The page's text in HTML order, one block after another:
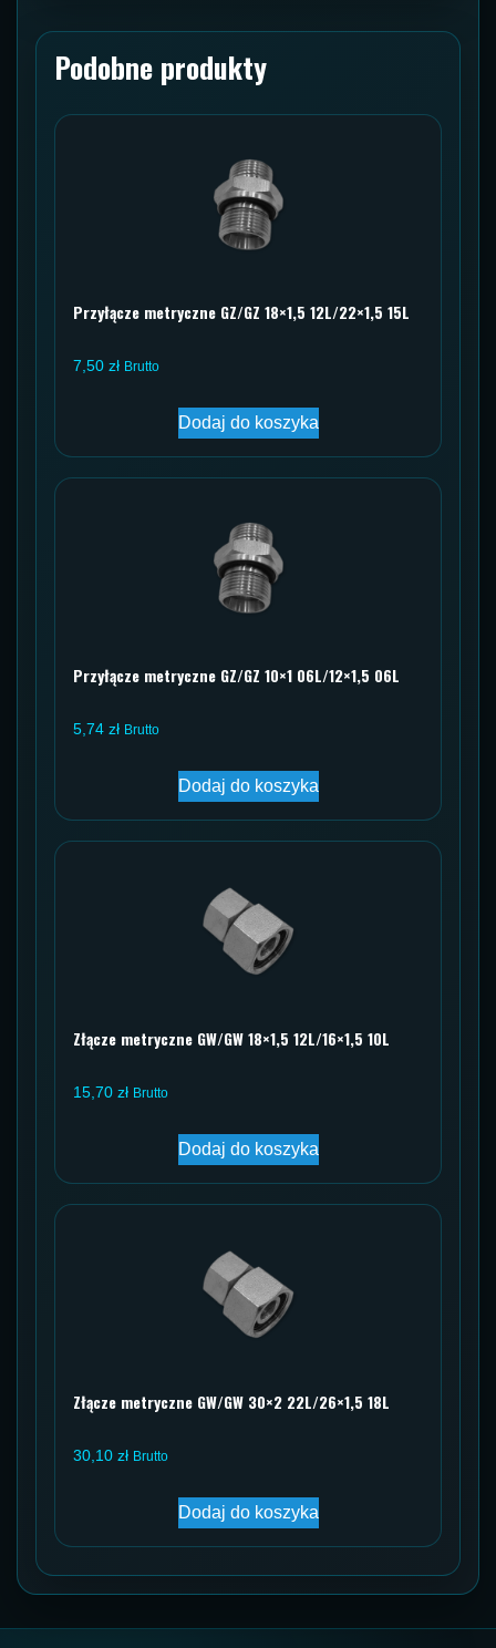
Podobne produkty
Przyłącze metryczne GZ/GZ 18×1,5 12L/22×1,5 15L
7,50 zł Brutto
Dodaj do koszyka
Przyłącze metryczne GZ/GZ 10×1 06L/12×1,5 06L
5,74 zł Brutto
Dodaj do koszyka
Złącze metryczne GW/GW 18×1,5 12L/16×1,5 10L
15,70 zł Brutto
Dodaj do koszyka
Złącze metryczne GW/GW 30×2 22L/26×1,5 18L
30,10 zł Brutto
Dodaj do koszyka